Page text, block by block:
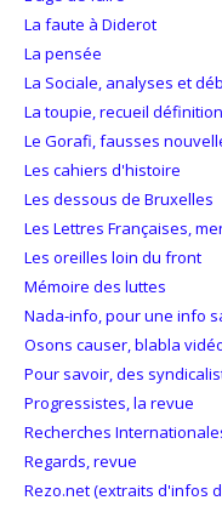
La faute à Diderot
La pensée
La Sociale, analyses et
La toupie, recueil
Le Gorafi, fausses
Les cahiers d'histoire
Les dessous de Bruxelles
Les Lettres Françaises,
Les oreilles loin du front
Mémoire des luttes
Nada-info, pour une info
Osons causer, blabla
Pour savoir, des
Progressistes, la revue
Recherches
Regards, revue
Rezo.net (extraits d'infos